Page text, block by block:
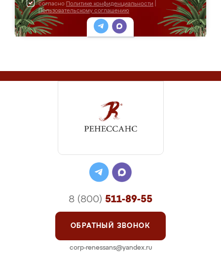
согласно Политике конфиденциальности
Пользовательскому соглашению
8 (800) 511-89-55
ОБРАТНЫЙ ЗВОНОК
corp-renessans@yandex.ru